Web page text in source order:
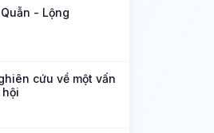
- Lộng
cứu về một vấn